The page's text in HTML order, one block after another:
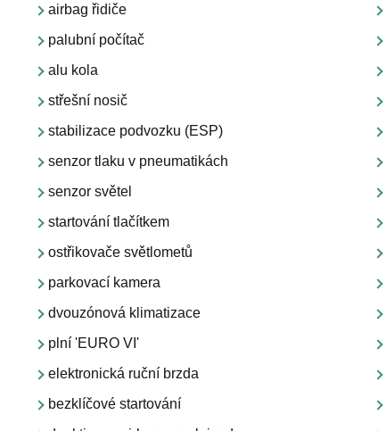
airbag řidiče
palubní počítač
alu kola
střešní nosič
stabilizace podvozku (ESP)
senzor tlaku v pneumatikách
senzor světel
startování tlačítkem
ostřikovače světlometů
parkovací kamera
dvouzónová klimatizace
plní 'EURO VI'
elektronická ruční brzda
bezklíčové startování